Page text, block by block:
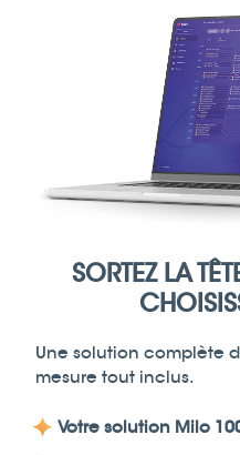
SORTEZ LA
Une solution complète
mesure tout inclus.
Votre solution Milo